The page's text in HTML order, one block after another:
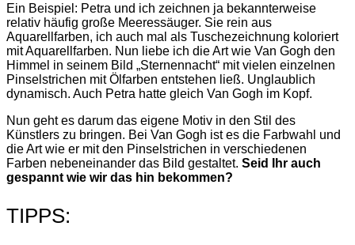
Ein Beispiel: Petra und ich zeichnen ja bekannterweise
relativ häufig große Meeressäuger. Sie rein aus
Aquarellfarben, ich auch mal als Tuschezeichnung koloriert
mit Aquarellfarben. Nun liebe ich die Art wie Van Gogh den
Himmel in seinem Bild „Sternennacht“ mit vielen einzelnen
Pinselstrichen mit Ölfarben entstehen ließ. Unglaublich
dynamisch. Auch Petra hatte gleich Van Gogh im Kopf.
Nun geht es darum das eigene Motiv in den Stil des
Künstlers zu bringen. Bei Van Gogh ist es die Farbwahl und
die Art wie er mit den Pinselstrichen in verschiedenen
Farben nebeneinander das Bild gestaltet. Seid Ihr auch
gespannt wie wir das hin bekommen?
TIPPS: